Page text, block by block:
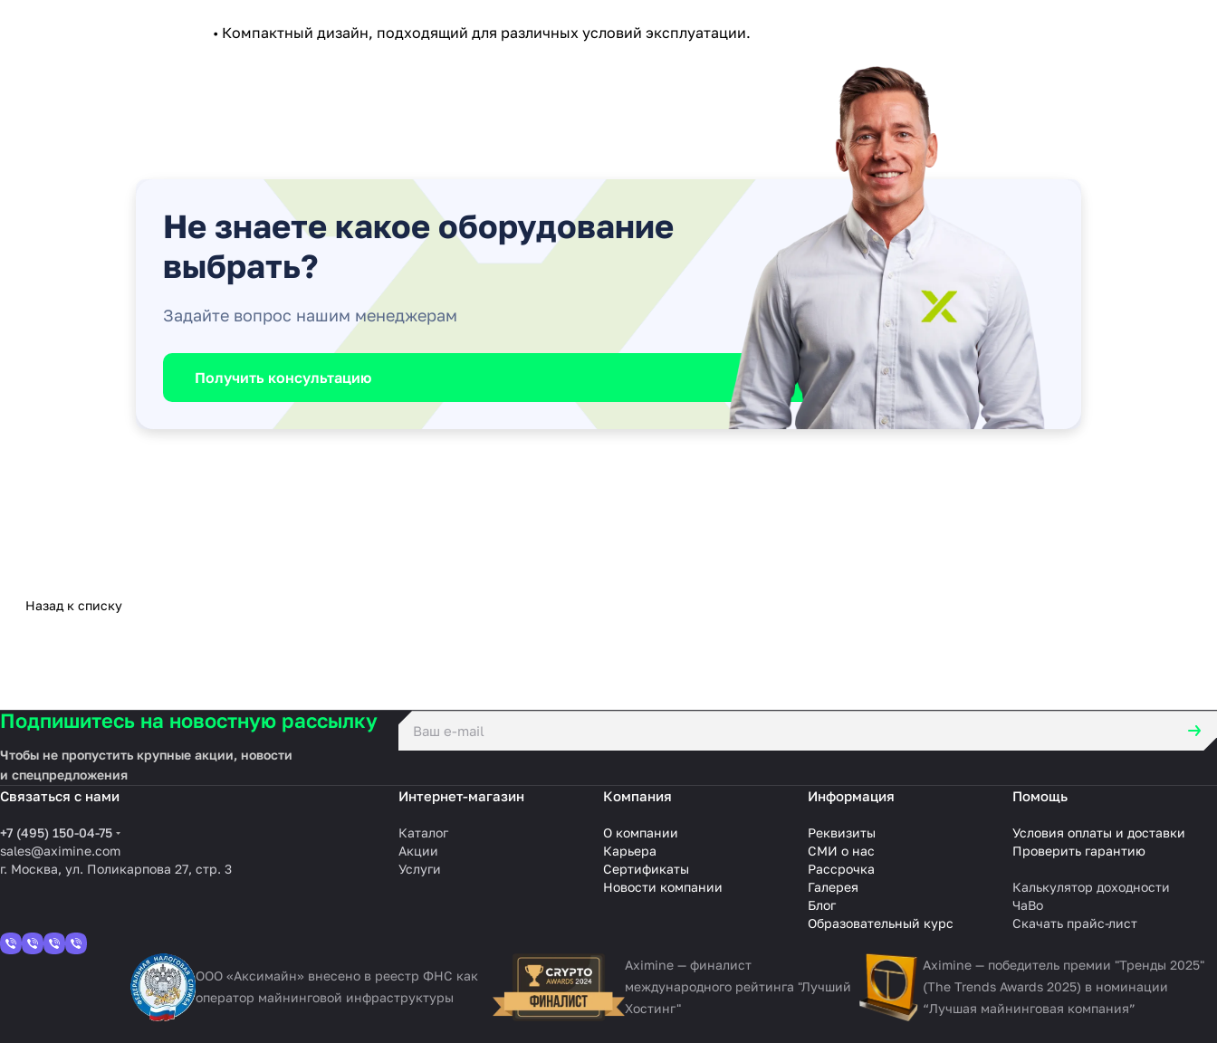
• Компактный дизайн, подходящий для различных условий эксплуатации.
Не знаете какое оборудование
выбрать?
Задайте вопрос нашим менеджерам
Получить консультацию
Назад к списку
Подпишитесь на новостную рассылку
Чтобы не пропустить крупные акции, новости
и спецпредложения
Связаться с нами
+7 (495) 150-04-75
sales@aximine.com
г. Москва, ул. Поликарпова 27, стр. 3
Интернет-магазин
Каталог
Акции
Услуги
Компания
О компании
Карьера
Сертификаты
Новости компании
Информация
Реквизиты
СМИ о нас
Рассрочка
Галерея
Блог
Образовательный курс
Помощь
Условия оплаты и доставки
Проверить гарантию
Калькулятор доходности
ЧаВо
Скачать прайс-лист
ООО «Аксимайн» внесено в реестр ФНС как
оператор майнинговой инфраструктуры
Aximine — финалист
международного рейтинга "Лучший
Хостинг"
Aximine — победитель премии "Тренды 2025"
(The Trends Awards 2025) в номинации
“Лучшая майнинговая компания”